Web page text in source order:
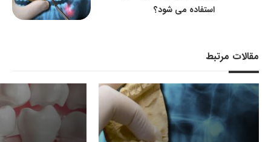
استفاده می شود؟
مقالات مرتبط